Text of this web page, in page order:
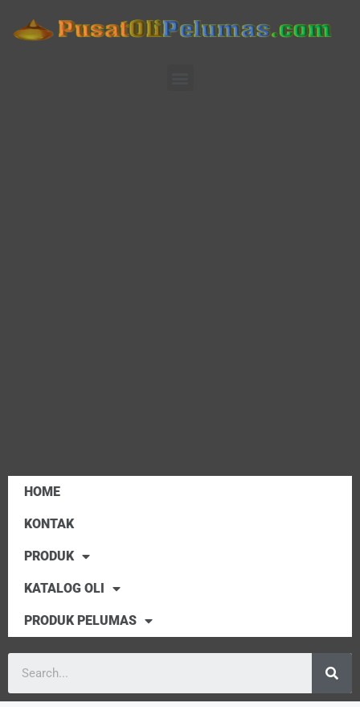
HOME
KONTAK
PRODUK
KATALOG OLI
PRODUK PELUMAS